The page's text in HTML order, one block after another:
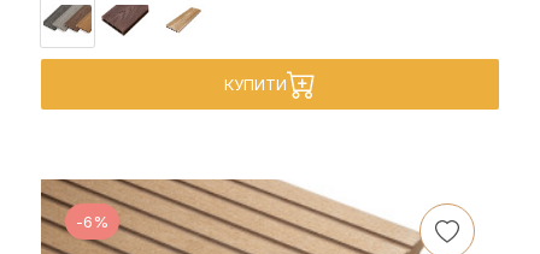
КУПИТИ
-6%